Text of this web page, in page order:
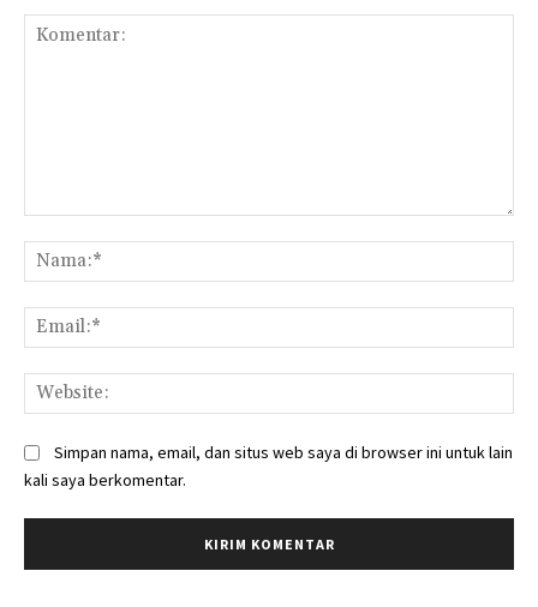
Simpan nama, email, dan situs web saya di browser ini untuk lain
kali saya berkomentar.